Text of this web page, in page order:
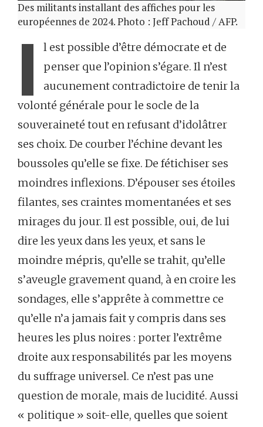
Des militants installant des affiches pour les
européennes de 2024. Photo : Jeff Pachoud / AFP.
I
l est possible d’être démocrate et de
penser que l’opinion s’égare. Il n’est
aucunement contradictoire de tenir la
volonté générale pour le socle de la
souveraineté tout en refusant d’idolâtrer
ses choix. De courber l’échine devant les
boussoles qu’elle se fixe. De fétichiser ses
moindres inflexions. D’épouser ses étoiles
filantes, ses craintes momentanées et ses
mirages du jour. Il est possible, oui, de lui
dire les yeux dans les yeux, et sans le
moindre mépris, qu’elle se trahit, qu’elle
s’aveugle gravement quand, à en croire les
sondages, elle s’apprête à commettre ce
qu’elle n’a jamais fait y compris dans ses
heures les plus noires : porter l’extrême
droite aux responsabilités par les moyens
du suffrage universel. Ce n’est pas une
question de morale, mais de lucidité. Aussi
« politique » soit-elle, quelles que soient